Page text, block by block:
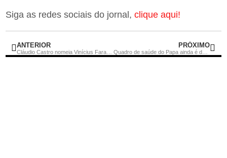
Siga as redes sociais do jornal,clique aqui!
ANTERIOR
Cláudio Castro nomeia Vinícius Farah como novo presidente do Detran-RJ
PRÓXIMO
Quadro de saúde do Papa ainda é delicado após 12 dias de internação